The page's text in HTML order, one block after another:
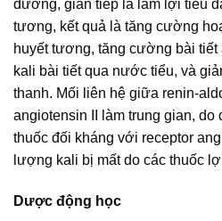
đương, gián tiếp là làm lợi tiểu
tương, kết quả là tăng cường
huyết tương, tăng cường bài
kali bài tiết qua nước tiểu, và
thanh. Mối liên hệ giữa renin-
angiotensin II làm trung gian,
thuốc đối kháng với receptor
lượng kali bị mất do các thuốc
Dược động học